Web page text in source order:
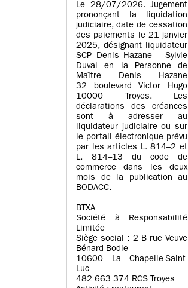
Le 28/07/2026. Jugement
prononçant la liquidation
judiciaire, date de cessation
des paiements le 21 janvier
2025, désignant liquidateur
SCP Denis Hazane – Sylvie
Duval en la Personne de
Maître Denis Hazane
32 boulevard Victor Hugo
10000 Troyes. Les
déclarations des créances
sont à adresser au
liquidateur judiciaire ou sur
le portail électronique prévu
par les articles L. 814–2 et
L. 814–13 du code de
commerce dans les deux
mois de la publication au
BODACC.
BTXA
Société à Responsabilité
Limitée
Siège social : 2 B rue Veuve
Bénard Bodie
10600 La Chapelle-Saint-
Luc
482 663 374 RCS Troyes